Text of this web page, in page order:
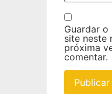
Guardar o
site neste
próxima
comentar.